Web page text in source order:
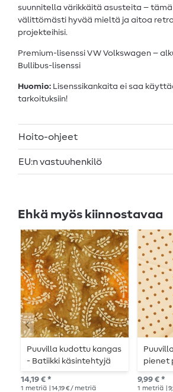
suunnitella värikkäitä asusteita –
välittömästi hyvää mieltä ja aitoa
projekteihisi.
Premium-lisenssi VW Volkswagen –
Bullibus-lisenssi
Huomio: Lisenssikankaita ei saa
tarkoituksiin!
Hoito-ohjeet
EU:n vastuuhenkilö
Ehkä myös kiinnostavaa
Puuvilla kudottu kangas
- Batiikki käsintehtyjä
lehtiä Oranssi
14,19 € *
1 metriä | 14,19 € / metriä
pienet
sand
9,99 € *
1 metriä |